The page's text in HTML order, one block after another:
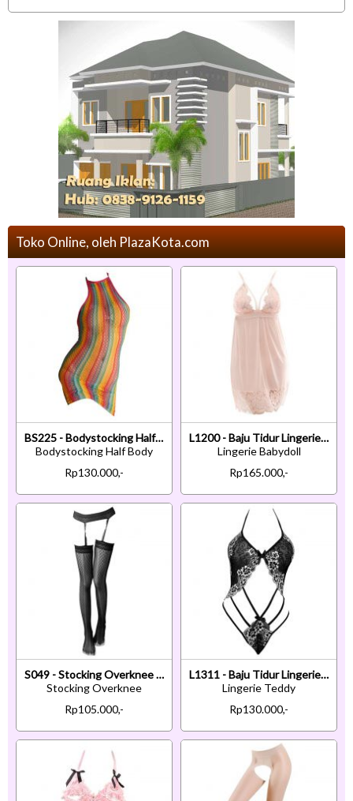
Toko Online, oleh PlazaKota.com
BS225 - Bodystocking Half Body Halterneck Fishnet Pelangi Warna-Warni Transparan
Bodystocking Half Body
Rp130.000,-
L1200 - Baju Tidur Lingerie Babydoll Mini Dress Krem Transparan Tali Pita Ikat Belakang
Lingerie Babydoll
Rp165.000,-
S049 - Stocking Overknee Fishnet Hitam Garter Belt
Stocking Overknee
Rp105.000,-
L1311 - Baju Tidur Lingerie Teddy Bodysuit Dress Halter Hitam Transparan Bordir Bunga Putih
Lingerie Teddy
Rp130.000,-